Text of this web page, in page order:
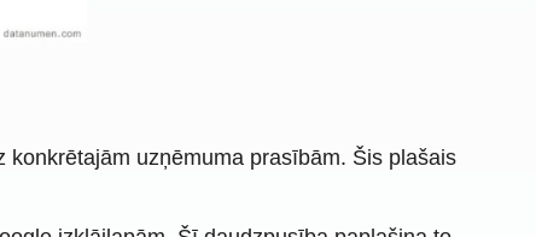
uzņēmuma prasībām. Šis plašais